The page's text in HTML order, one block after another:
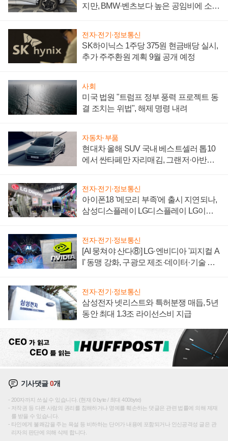
지만, BMW·벤츠보다 높은 공임비에 소비
전자·전기·정보통신
SK하이닉스 1주당 375원 현금배당 실시,
추가 주주환원 계획 9월 공개 예정
사회
미국 법원 "트럼프 정부 풍력 프로젝트 동
결 조치는 위법", 해제 명령 내려
자동차·부품
현대차 올해 SUV 국내 베스트셀러 톱10
에서 싼타페만 자리매김, 그랜저·아반떼
전자·전기·정보통신
아이폰18 '메모리 부족'에 출시 지연되나,
삼성디스플레이 LG디스플레이 LG이노
전자·전기·정보통신
[AI 뭉쳐야 산다⑧] LG·엔비디아 '피지컬 A
I' 동맹 강화, 구광모 제조·데이터·기술 결
전자·전기·정보통신
삼성전자 넷리스트와 특허분쟁 매듭, 5년
동안 최대 1.3조 라이선스비 지급
기사댓글0개
200자까지 쓰실 수 있습니다. (현재 0 byte / 최대 400byte)
저작권 등 다른 사람의 권리를 침해하거나 명예를 훼손하는 댓글은 관련 법률에 의해 제재
를 받을 수 있습니다.
타인에게 불쾌감을 주는 욕설 등 비하하는 단어가 내용에 포함되거나 인신공격성 글은 관
리자의 판단에 의해 삭제 합니다.